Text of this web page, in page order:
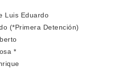
Luis Eduardo
(*Primera Detención)
*